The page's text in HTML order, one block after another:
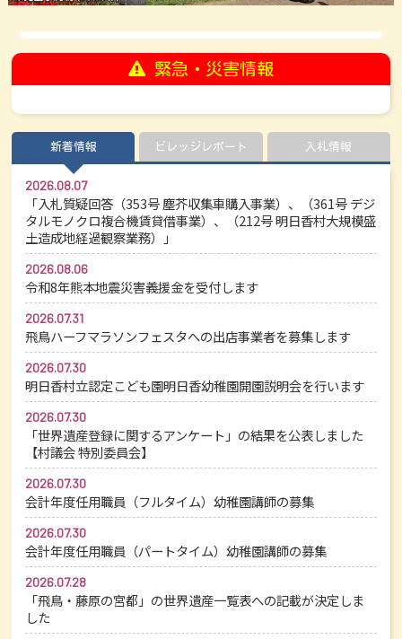
緊急・災害情報
新着情報
2026.08.07
「入札質疑回答（353号 塵芥収集車購入事業）、（361号 デジ
タルモノクロ複合機賃貸借事業）、（212号 明日香村大規模盛
土造成地経過観察業務）」
2026.08.06
令和8年熊本地震災害義援金を受付します
2026.07.31
飛鳥ハーフマラソンフェスタへの出店事業者を募集します
2026.07.30
明日香村立認定こども園明日香幼稚園開園説明会を行います
2026.07.30
「世界遺産登録に関するアンケート」の結果を公表しました
【村議会 特別委員会】
2026.07.30
会計年度任用職員（フルタイム）幼稚園講師の募集
2026.07.30
会計年度任用職員（パートタイム）幼稚園講師の募集
2026.07.28
「飛鳥・藤原の宮都」の世界遺産一覧表への記載が決定しま
した
ビレッジレポート 入札情報